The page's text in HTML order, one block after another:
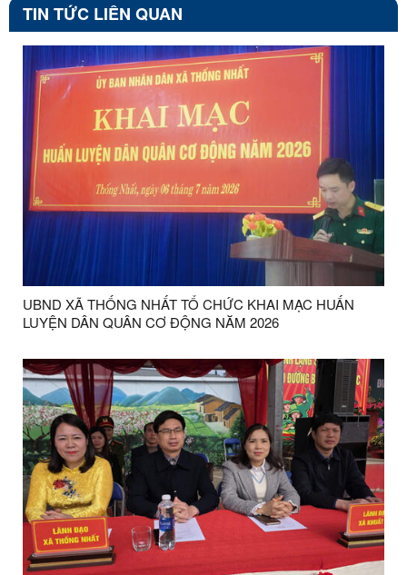
TIN TỨC LIÊN QUAN
UBND XÃ THỐNG NHẤT TỔ CHỨC KHAI MẠC HUẤN
LUYỆN DÂN QUÂN CƠ ĐỘNG NĂM 2026